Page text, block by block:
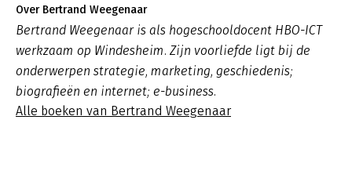
Over Bertrand Weegenaar
Bertrand Weegenaar is als hogeschooldocent HBO-ICT
werkzaam op Windesheim. Zijn voorliefde ligt bij de
onderwerpen strategie, marketing, geschiedenis;
biografieën en internet; e-business.
Alle boeken van Bertrand Weegenaar